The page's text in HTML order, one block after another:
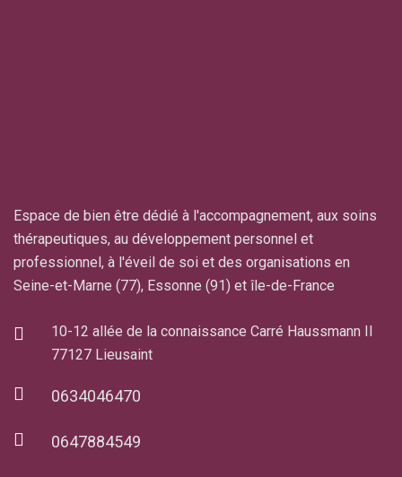
Espace de bien être dédié à l'accompagnement, aux soins
thérapeutiques, au développement personnel et
professionnel, à l'éveil de soi et des organisations en
Seine-et-Marne (77), Essonne (91) et île-de-France
10-12 allée de la connaissance Carré Haussmann II
77127 Lieusaint
0634046470
0647884549